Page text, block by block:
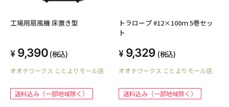
工場用扇風機 床置き型
9,390 (税込)
オオチワークス ことよりモール店
送料込み（一部地域除く）
トラロープ #12×100ｍ 5巻セッ
ト
9,329 (税込)
オオチワークス ことよりモール店
送料込み（一部地域除く）